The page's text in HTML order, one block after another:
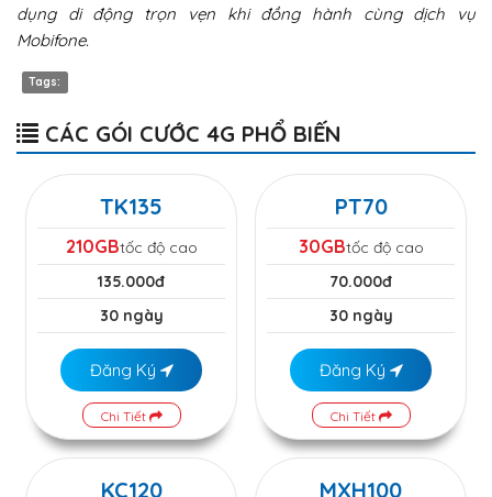
dụng di động trọn vẹn khi đồng hành cùng dịch vụ
Mobifone.
Tags:
CÁC GÓI CƯỚC 4G PHỔ BIẾN
TK135
210GBtốc độ cao
135.000đ
30 ngày
Đăng Ký
Chi Tiết
PT70
30GBtốc độ cao
70.000đ
30 ngày
Đăng Ký
Chi Tiết
KC120 MXH100